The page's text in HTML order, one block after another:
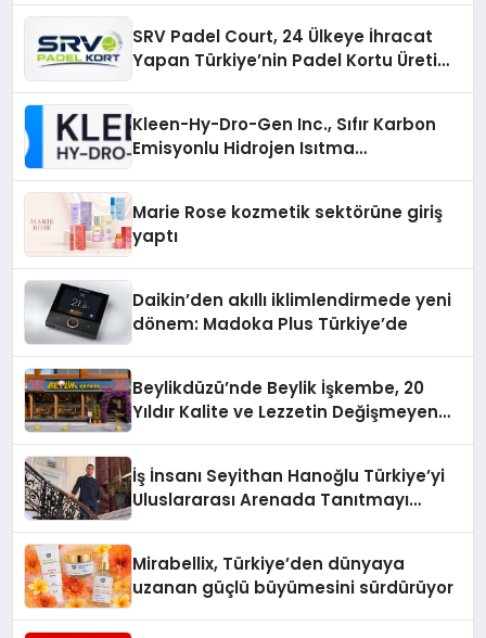
SRV Padel Court, 24 Ülkeye İhracat
Yapan Türkiye’nin Padel Kortu Üretim
Kleen-Hy-Dro-Gen Inc., Sıfır Karbon
Emisyonlu Hidrojen Isıtma
Marie Rose kozmetik sektörüne giriş
yaptı
Daikin’den akıllı iklimlendirmede yeni
dönem: Madoka Plus Türkiye’de
Beylikdüzü’nde Beylik İşkembe, 20
Yıldır Kalite ve Lezzetin Değişmeyen
İş İnsanı Seyithan Hanoğlu Türkiye’yi
Uluslararası Arenada Tanıtmayı
Mirabellix, Türkiye’den dünyaya
uzanan güçlü büyümesini sürdürüyor